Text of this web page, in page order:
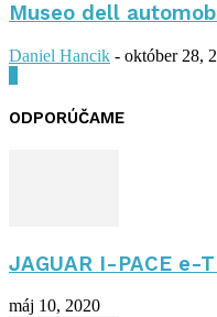
Museo dell
Daniel Hancik - október 28,
ODPORÚČAME
JAGUAR I-PACE e-
máj 10, 2020